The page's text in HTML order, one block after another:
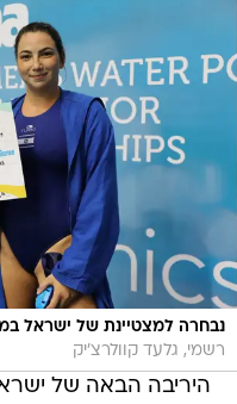
נבחרה למצטיינת של ישראל
רשמי, גלעד קוולרצ'יק